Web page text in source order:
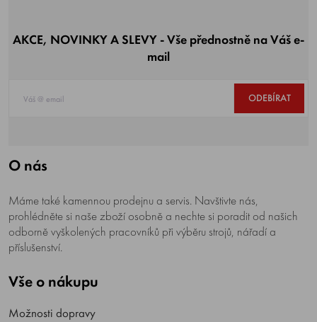
AKCE, NOVINKY A SLEVY - Vše přednostně na Váš e-
mail
ODEBÍRAT
O nás
Máme také kamennou prodejnu a servis. Navštivte nás,
prohlédněte si naše zboží osobně a nechte si poradit od našich
odborně vyškolených pracovníků při výběru strojů, nářadí a
příslušenství.
Vše o nákupu
Možnosti dopravy